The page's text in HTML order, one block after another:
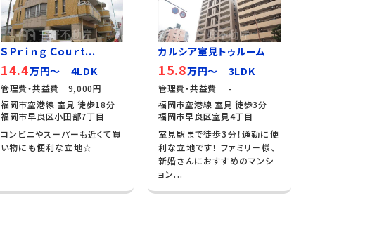
ＳＰｒｉｎｇ Ｃｏｕｒt...
14.4万円～ 4LDK
管理費・共益費 9,000円
福岡市空港線 室見 徒歩18分
福岡市早良区小田部7丁目
コンビニやスーパーも近くて買
い物にも便利な立地☆
カルシア室見トゥルーム
15.8万円～ 3LDK
管理費・共益費 -
福岡市空港線 室見 徒歩3分
福岡市早良区室見4丁目
室見駅まで徒歩3分！通勤に便
利な立地です！ ファミリー様、
新婚さんにおすすめのマンシ
ョン...